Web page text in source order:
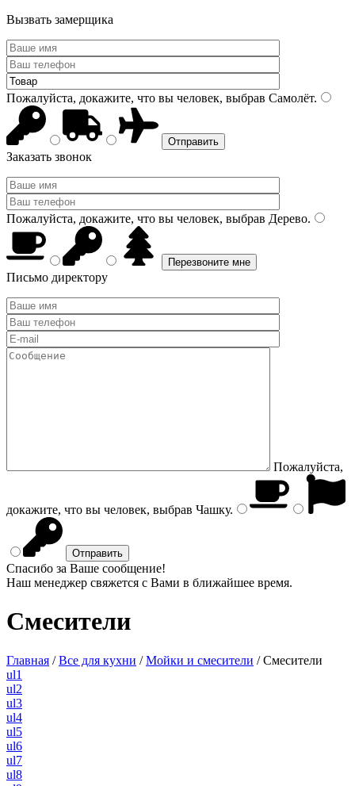
Вызвать замерщика
Пожалуйста, докажите, что вы человек, выбрав Самолёт.
Заказать звонок
Пожалуйста, докажите, что вы человек, выбрав Дерево.
Письмо директору
Пожалуйста,
докажите, что вы человек, выбрав Чашку.
Спасибо за Ваше сообщение!
Наш менеджер свяжется с Вами в ближайшее время.
Смесители
Главная /Все для кухни /Мойки и смесители /Смесители
ul1
ul2
ul3
ul4
ul5
ul6
ul7
ul8